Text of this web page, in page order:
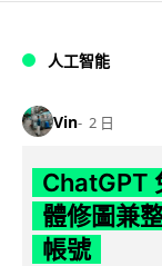
人工智能
Vin 2 日
ChatGPT
體修圖兼
帳號